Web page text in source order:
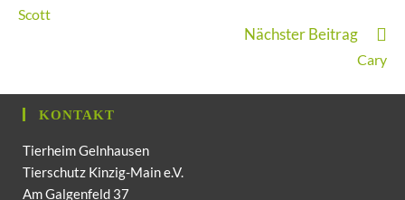
Scott
Nächster Beitrag
Cary
KONTAKT
Tierheim Gelnhausen
Tierschutz Kinzig-Main e.V.
Am Galgenfeld 37